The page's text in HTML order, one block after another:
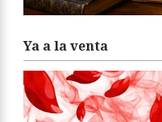
Ya a la venta